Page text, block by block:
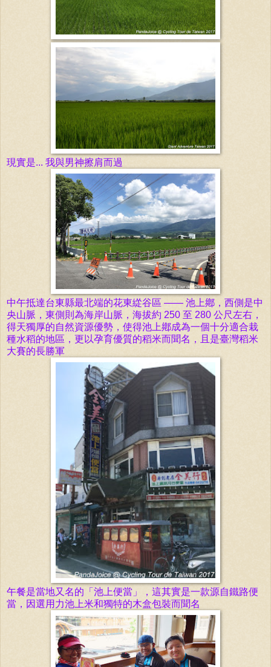
現實是... 我與男神擦肩而過
中午抵達台東縣最北端的花東緃谷區 —— 池上鄕，西側是中
央山脈，東側則 為海岸山脈，海拔約 250 至 280 公尺左右，
得天獨厚的自然資源優勢， 使得池上鄕成為一個十分適合栽
種水稻的地區，更以孕育優質的稻米而聞名，且是臺灣稻米
大賽的長勝軍
午餐是當地又名的 「 池上便當 」，這其實是一款源自鐵路便
當，因選用力池上米和獨特的木盒包裝而聞名